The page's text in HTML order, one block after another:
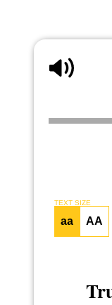
TEXT SIZE
aa AA